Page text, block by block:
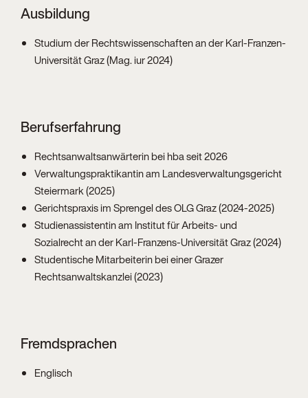
Ausbildung
Studium der Rechtswissenschaften an der Karl-Franzen-
Universität Graz (Mag. iur 2024)
Berufserfahrung
Rechtsanwaltsanwärterin bei hba seit 2026
Verwaltungspraktikantin am Landesverwaltungsgericht
Steiermark (2025)
Gerichtspraxis im Sprengel des OLG Graz (2024-2025)
Studienassistentin am Institut für Arbeits- und
Sozialrecht an der Karl-Franzens-Universität Graz (2024)
Studentische Mitarbeiterin bei einer Grazer
Rechtsanwaltskanzlei (2023)
Fremdsprachen
Englisch